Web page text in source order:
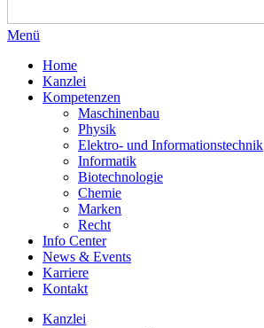
Menü
Home
Kanzlei
Kompetenzen
Maschinenbau
Physik
Elektro- und Informationstechnik
Informatik
Biotechnologie
Chemie
Marken
Recht
Info Center
News & Events
Karriere
Kontakt
Kanzlei